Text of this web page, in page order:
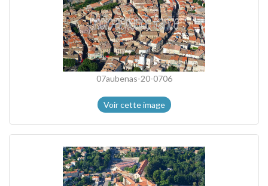
07aubenas-20-0706
Voir cette image